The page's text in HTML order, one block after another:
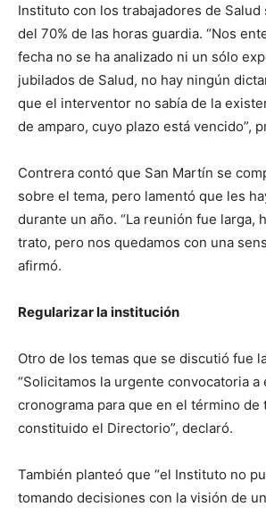
Instituto con los trabajadores de Salud
del 70% de las horas guardia. “Nos
fecha no se ha analizado ni un sólo
jubilados de Salud, no hay ningún
que el interventor no sabía de la
de amparo, cuyo plazo está vencido”,
Contrera contó que San Martín se
sobre el tema, pero lamentó que les
durante un año. “La reunión fue larga,
trato, pero nos quedamos con una
afirmó.
Regularizar la institución
Otro de los temas que se discutió fue
“Solicitamos la urgente convocatoria a
cronograma para que en el término de
constituido el Directorio”, declaró.
También planteó que “el Instituto no
tomando decisiones con la visión de